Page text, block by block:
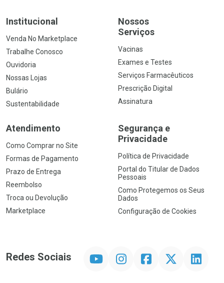
Institucional
Venda No Marketplace
Trabalhe Conosco
Ouvidoria
Nossas Lojas
Bulário
Sustentabilidade
Nossos
Serviços
Vacinas
Exames e Testes
Serviços Farmacêuticos
Prescrição Digital
Assinatura
Atendimento
Como Comprar no Site
Formas de Pagamento
Prazo de Entrega
Reembolso
Troca ou Devolução
Marketplace
Segurança e
Privacidade
Política de Privacidade
Portal do Titular de Dados
Pessoais
Como Protegemos os Seus
Dados
Configuração de Cookies
Redes Sociais InstagramFacebookTwitter Linkedin